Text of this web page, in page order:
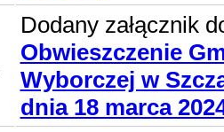
Dodany załącznik
Obwieszczenie
Wyborczej w
dnia 18 marca